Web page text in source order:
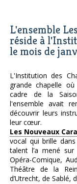
L'ensemble
réside à
le mois de
L'Institution des
grande chapelle
cadre de la
l'ensemble avait
découvrir leurs
leur cœur.
Les Nouveaux
vocal qui brille
talent l’a mené
Opéra-Comique,
Théâtre de la
d’Utrecht, de Sablé,